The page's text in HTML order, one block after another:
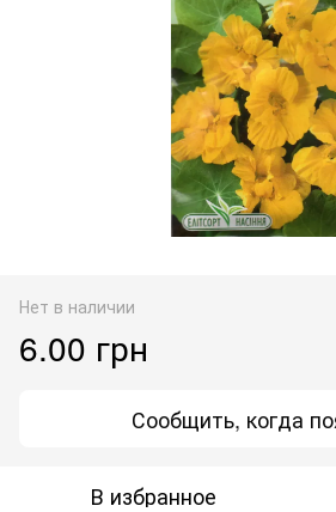
Нет в наличии
6.00 грн
Сообщить, когда
В избранное